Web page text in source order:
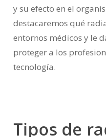
y su efecto en el
destacaremos qué
entornos médicos y le
proteger a los
tecnología.
Tipos de